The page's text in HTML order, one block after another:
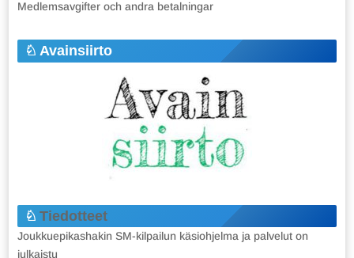
Medlemsavgifter och andra betalningar
Avainsiirto
Tiedotteet
Joukkuepikashakin SM-kilpailun käsiohjelma ja palvelut on
julkaistu